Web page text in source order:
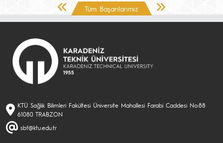
Önceki SayfaTüm Başarılarımız Sonraki Sayfa
KTÜ Sağlık Bilimleri Fakültesi Üniversite Mahallesi Farabi Caddesi No:88
61080 TRABZON
sbf@ktu.edu.tr